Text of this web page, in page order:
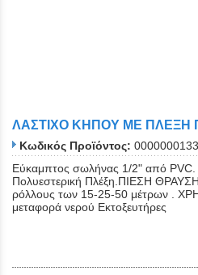
ΛΑΣΤΙΧΟ ΚΗΠΟΥ ΜΕ ΠΛΕΞΗ
Κωδικός Προϊόντος:
Εύκαμπτος σωλήνας 1/2" από PVC.
Πολυεστερική Πλέξη.ΠΙΕΣΗ
ρόλλους των 15-25-50 μέτρων .
μεταφορά νερού Εκτοξευτήρες